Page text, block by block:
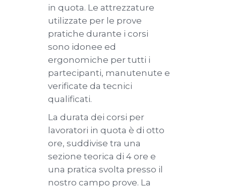
in quota. Le attrezzature
utilizzate per le prove
pratiche durante i corsi
sono idonee ed
ergonomiche per tutti i
partecipanti, manutenute e
verificate da tecnici
qualificati.
La durata dei corsi per
lavoratori in quota è di otto
ore, suddivise tra una
sezione teorica di 4 ore e
una pratica svolta presso il
nostro campo prove. La